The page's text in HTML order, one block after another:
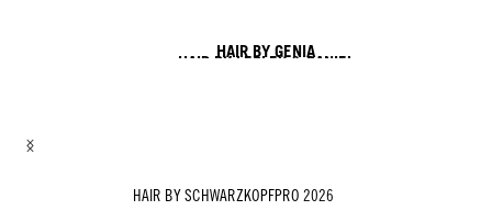
HAIR BY GENIA
HAIR BY LESLEY & DANIEL
HAIR BY SCHWARZKOPFPRO 2026